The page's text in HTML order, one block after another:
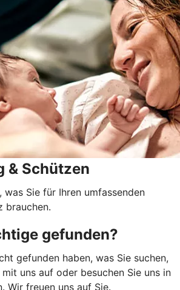
& Schützen
was Sie für Ihren umfassenden
brauchen.
gefunden?
gefunden haben, was Sie suchen,
uns auf oder besuchen Sie uns in
Wir freuen uns auf Sie.